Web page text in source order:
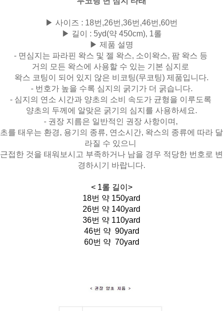
▶ 사이즈 : 18번,26번,36번,46번,60번
▶ 길이 : 5yd(약 450cm), 1롤
▶ 제품 설명
- 면심지는 파라핀 왁스 및 젤 왁스, 소이왁스, 팜 왁스 등
거의 모든 왁스에 사용할 수 있는 기본 심지로
왁스 코팅이 되어 있지 않은 비코팅(무코팅) 제품입니다.
- 번호가 높을 수록 심지의 굵기가 더 굵습니다.
- 심지의 연소 시간과 양초의 소비 속도가 균형을 이루도록
양초의 두께에 알맞은 굵기의 심지를 사용하세요.
- 권장 지름은 일반적인 권장 사항이며,
초를 태우는 환경, 용기의 종류, 연소시간, 왁스의 종류에 따라 달
라질 수 있으니
근접한 것을 태워보시고 부족하거나 남을 경우 적당한 번호로 변
경하시기 바랍니다.
< 1롤 길이>
18번 약 150yard
26번 약 140yard
36번 약 110yard
46번 약 90yard
60번 약 70yard